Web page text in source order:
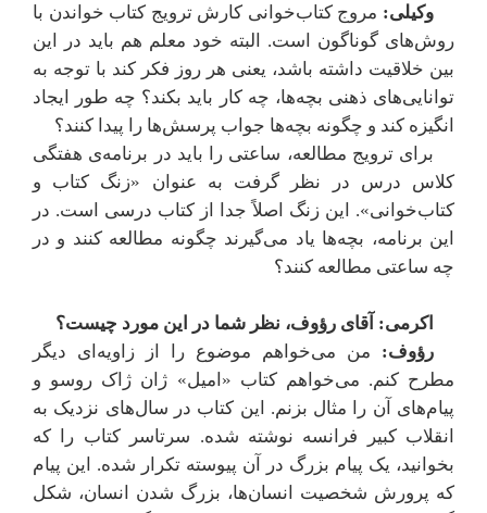
وکیلی: مروج کتاب‌خوانی کارش ترویج کتاب خواندن با
روش‌های گوناگون است. البته خود معلم هم باید در این
بین خلاقیت داشته باشد، یعنی هر روز فکر کند با توجه به
توانایی‌های ذهنی بچه‌ها، چه کار باید بکند؟ چه طور ایجاد
انگیزه کند و چگونه بچه‌ها جواب پرسش‌ها را پیدا کنند؟
برای ترویج مطالعه،‌ ساعتی را باید در برنامه‌ی هفتگی
کلاس درس در نظر گرفت به عنوان «زنگ کتاب و
کتاب‌خوانی». این زنگ اصلاً جدا از کتاب درسی است. در
این برنامه، بچه‌ها یاد می‌گیرند چگونه مطالعه کنند و در
چه ساعتی مطالعه کنند؟
اکرمی: آقای رؤوف، نظر شما در این مورد چیست؟
رؤوف: من می‌خواهم موضوع را از زاویه‌ای دیگر
مطرح کنم. می‌خواهم کتاب «امیل» ژان ژاک روسو و
پیام‌های آن را مثال بزنم. این کتاب در سال‌های نزدیک به
انقلاب کبیر فرانسه نوشته شده. سرتاسر کتاب را که
بخوانید، یک پیام بزرگ در آن پیوسته تکرار شده. این پیام
که پرورش شخصیت انسان‌ها، بزرگ شدن انسان، شکل